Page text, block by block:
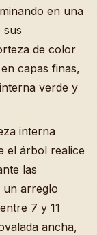
en una
sus
de color
capas finas,
verde y
interna
el árbol realice
las
un arreglo
7 y 11
ancha,